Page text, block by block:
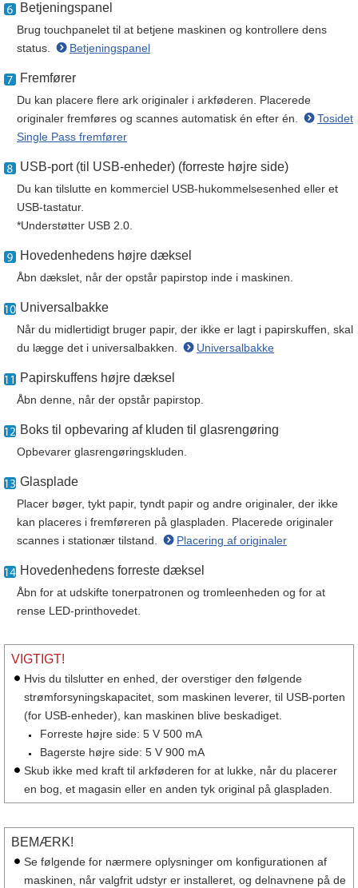
Betjeningspanel
Brug touchpanelet til at betjene maskinen og kontrollere dens
status.
Betjeningspanel
Fremfører
Du kan placere flere ark originaler i arkføderen. Placerede
originaler fremføres og scannes automatisk én efter én.
Tosidet
Single Pass fremfører
USB-port (til USB-enheder) (forreste højre side)
Du kan tilslutte en kommerciel USB-hukommelsesenhed eller et
USB-tastatur.
*Understøtter USB 2.0.
Hovedenhedens højre dæksel
Åbn dækslet, når der opstår papirstop inde i maskinen.
Universalbakke
Når du midlertidigt bruger papir, der ikke er lagt i papirskuffen, skal
du lægge det i universalbakken.
Universalbakke
Papirskuffens højre dæksel
Åbn denne, når der opstår papirstop.
Boks til opbevaring af kluden til glasrengøring
Opbevarer glasrengøringskluden.
Glasplade
Placer bøger, tykt papir, tyndt papir og andre originaler, der ikke
kan placeres i fremføreren på glaspladen. Placerede originaler
scannes i stationær tilstand.
Placering af originaler
Hovedenhedens forreste dæksel
Åbn for at udskifte tonerpatronen og tromleenheden og for at
rense LED-printhovedet.
VIGTIGT!
Hvis du tilslutter en enhed, der overstiger den følgende
strømforsyningskapacitet, som maskinen leverer, til USB-porten
(for USB-enheder), kan maskinen blive beskadiget.
Forreste højre side: 5 V 500 mA
Bagerste højre side: 5 V 900 mA
Skub ikke med kraft til arkføderen for at lukke, når du placerer
en bog, et magasin eller en anden tyk original på glaspladen.
BEMÆRK!
Se følgende for nærmere oplysninger om konfigurationen af
maskinen, når valgfrit udstyr er installeret, og delnavnene på de